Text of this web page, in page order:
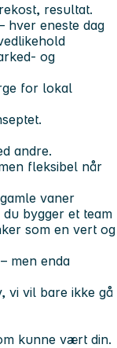
resultat.
hver eneste dag
og
for lokal
andre.
fleksibel når
vaner
bygger et team
som en vert og
men enda
vi vil bare ikke gå
kunne vært din.